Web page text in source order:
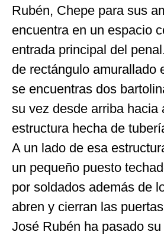
Rubén, Chepe para sus
encuentra en un espacio
entrada principal del
de rectángulo amurallado
se encuentras dos
su vez desde arriba hacia
estructura hecha de
A un lado de esa
un pequeño puesto
por soldados además de
abren y cierran las
José Rubén ha pasado